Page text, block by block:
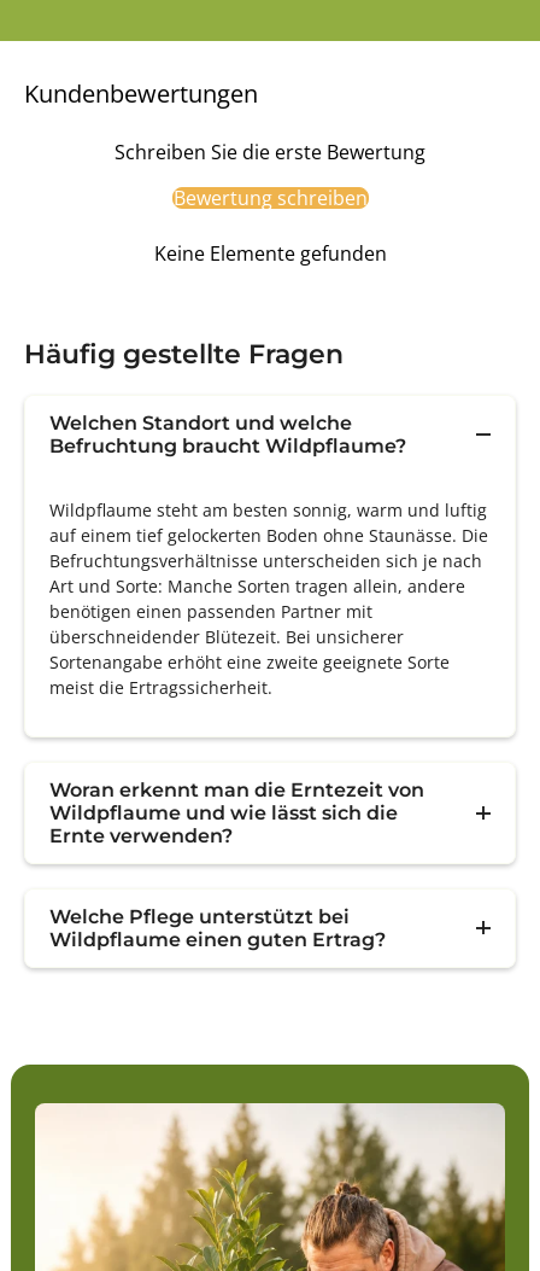
Kundenbewertungen
Schreiben Sie die erste Bewertung
Bewertung schreiben
Keine Elemente gefunden
Häufig gestellte Fragen
Welchen Standort und welche
Befruchtung braucht Wildpflaume?
Wildpflaume steht am besten sonnig, warm und luftig
auf einem tief gelockerten Boden ohne Staunässe. Die
Befruchtungsverhältnisse unterscheiden sich je nach
Art und Sorte: Manche Sorten tragen allein, andere
benötigen einen passenden Partner mit
überschneidender Blütezeit. Bei unsicherer
Sortenangabe erhöht eine zweite geeignete Sorte
meist die Ertragssicherheit.
Woran erkennt man die Erntezeit von
Wildpflaume und wie lässt sich die
Ernte verwenden?
Welche Pflege unterstützt bei
Wildpflaume einen guten Ertrag?